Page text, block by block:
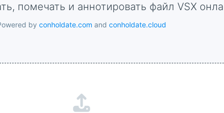
помечать и аннотировать файл VSX
by conholdate.com and conholdate.cloud